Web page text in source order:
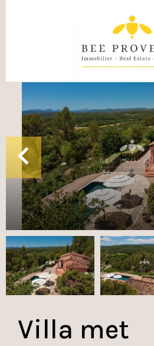
Villa met